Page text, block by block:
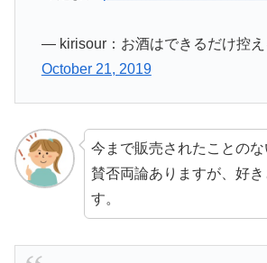
— kirisour：お酒はできるだけ控
October 21, 2019
今まで販売されたことの
賛否両論ありますが、好
す。